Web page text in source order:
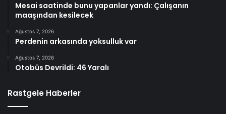
Mesai saatinde bunu yapanlar yandı: Çalışanın
maaşından kesilecek
Ağustos 7, 2026
Perdenin arkasında yoksulluk var
Ağustos 7, 2026
Otobüs Devrildi: 46 Yaralı
Rastgele Haberler